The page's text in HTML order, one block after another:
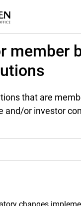
member
that are
and/or investor